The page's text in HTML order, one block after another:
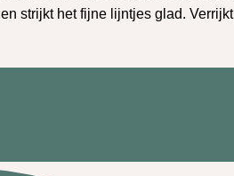
en strijkthetfijne lijntjes glad. Verrijkt